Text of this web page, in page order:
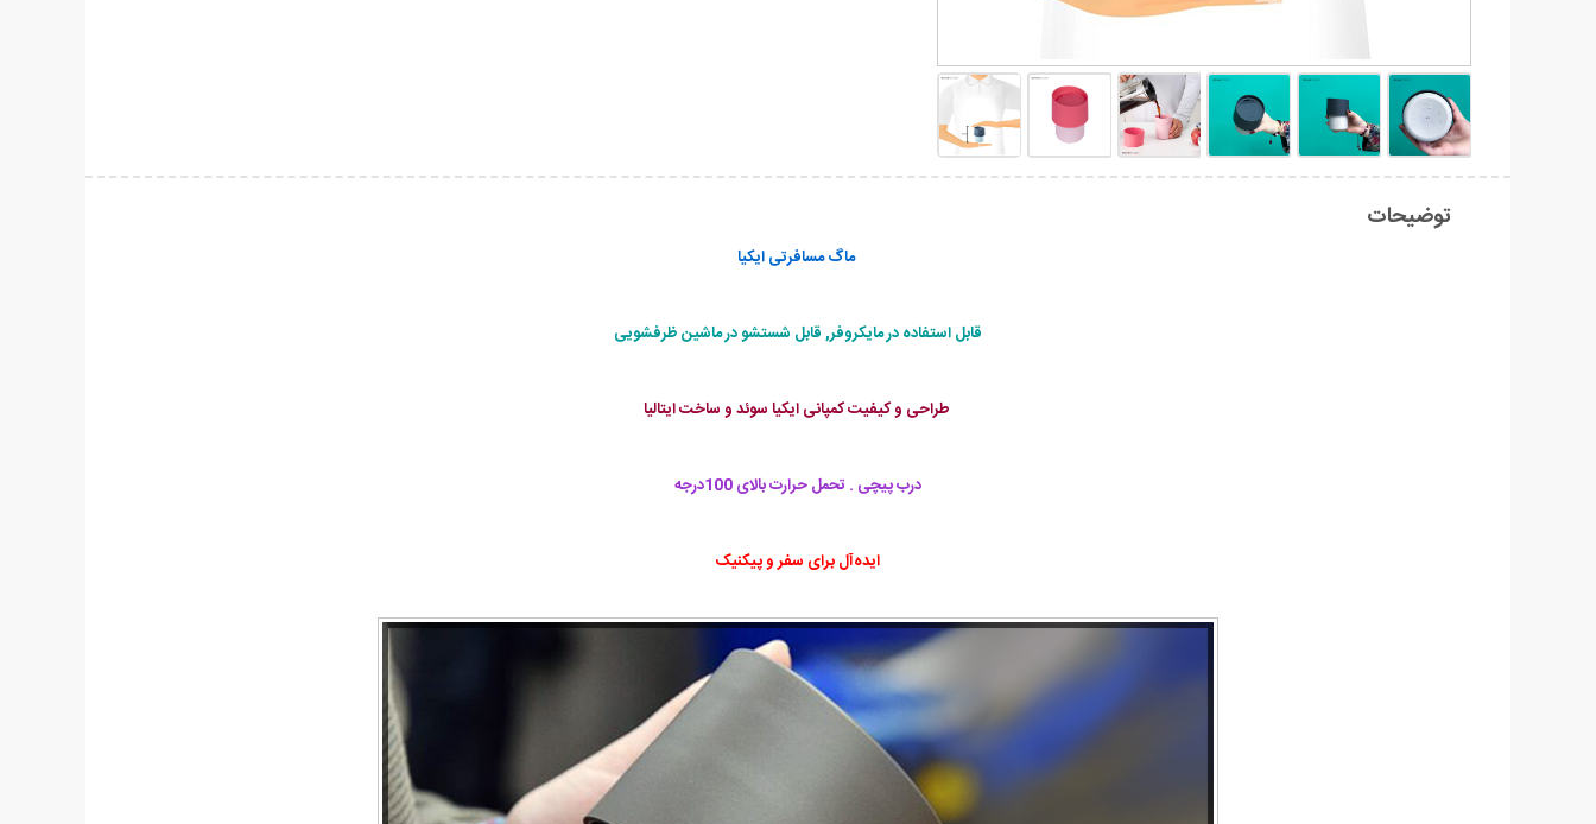
توضیحات
ماگ مسافرتی ایکیا
قابل استفاده در مایکروفر, قابل شستشو در ماشین ظرفشویی
طراحی و کیفیت کمپانی ایکیا سوئد و ساخت ایتالیا
درب پیچی . تحمل حرارت بالای 100درجه
ایده‌آل برای سفر و پیکنیک